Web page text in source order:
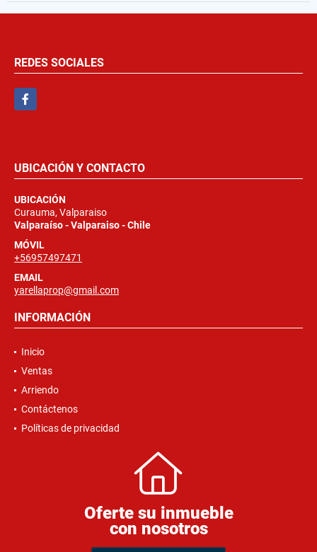
REDES SOCIALES
Facebook
UBICACIÓN Y CONTACTO
UBICACIÓN
Curauma, Valparaiso
Valparaíso - Valparaiso - Chile
MÓVIL
+56957497471
EMAIL
yarellaprop@gmail.com
INFORMACIÓN
Inicio
Ventas
Arriendo
Contáctenos
Políticas de privacidad
Oferte su inmueble
con nosotros